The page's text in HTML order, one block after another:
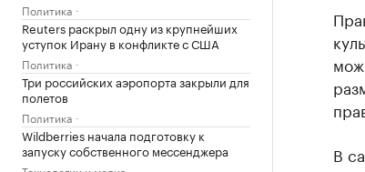
Политика
Reuters раскрыл одну из крупнейших
уступок Ирану в конфликте с США
Политика
Три российских аэропорта закрыли для
полетов
Политика
Wildberries начала подготовку к
запуску собственного мессенджера
В